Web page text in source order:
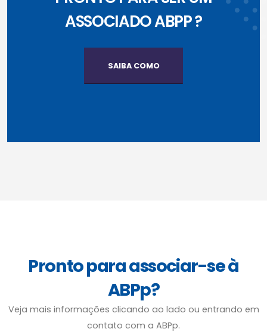
ASSOCIADO ABPP ?
SAIBA COMO
Pronto para associar-se à
ABPp?
Veja mais informações clicando ao lado ou entrando em
contato com a ABPp.